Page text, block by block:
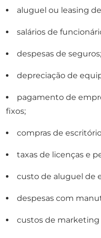
aluguel ou leasing
salários de
despesas de seguros;
depreciação de
pagamento de
fixos;
compras de
taxas de licenças e
custo de aluguel de
despesas com
custos de